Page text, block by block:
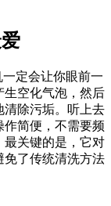
定会让你眼前一
生空化气泡，然后
清除污垢。听上去
作简便，不需要频
最关键的是，它对
免了传统清洗方法